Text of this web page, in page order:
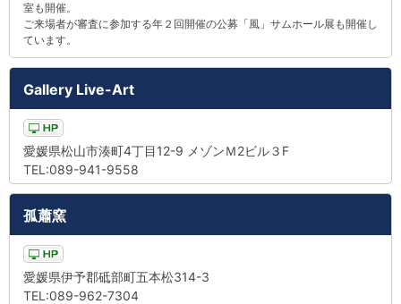
室も開催。
ご来場者が審査に参加する年２回開催の公募「風」サムホール展も開催し
ています。
Gallery Live-Art
愛媛県松山市湊町4丁目12-9 メゾンＭ2ビル３F
TEL:089-941-9558
孤蕭窯
愛媛県伊予郡砥部町五本松314-3
TEL:089-962-7304